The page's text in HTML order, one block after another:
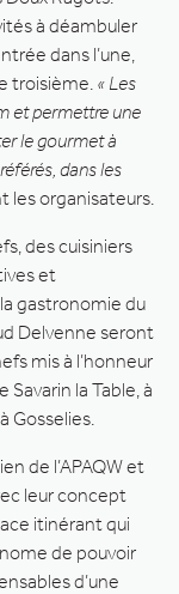
à déambuler
dans l’une,
troisième. « Les
et permettre une
le gourmet à
dans les
les organisateurs.
des cuisiniers
et
gastronomie du
Delvenne seront
mis à l’honneur
la Table, à
Gosselies.
de l’APAQW et
leur concept
itinérant qui
de pouvoir
d’une